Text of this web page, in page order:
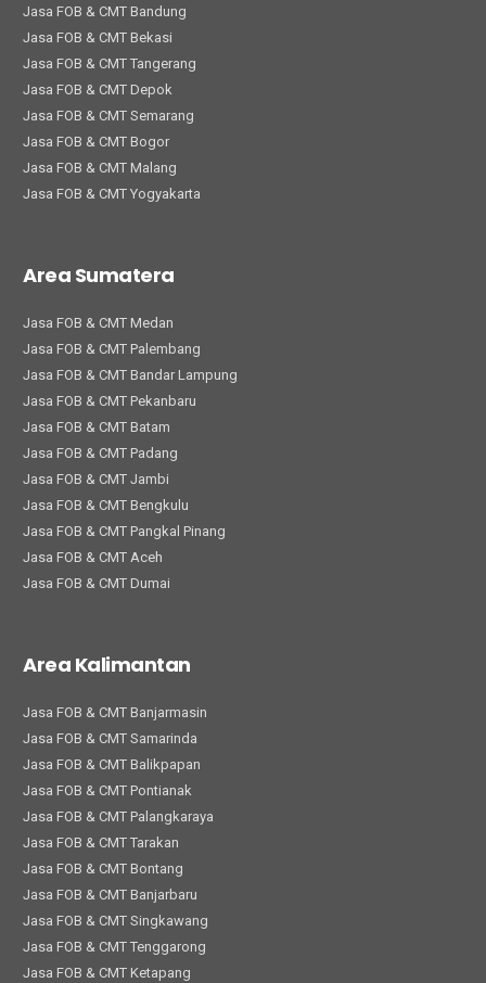
Jasa FOB & CMT Bandung
Jasa FOB & CMT Bekasi
Jasa FOB & CMT Tangerang
Jasa FOB & CMT Depok
Jasa FOB & CMT Semarang
Jasa FOB & CMT Bogor
Jasa FOB & CMT Malang
Jasa FOB & CMT Yogyakarta
Area Sumatera
Jasa FOB & CMT Medan
Jasa FOB & CMT Palembang
Jasa FOB & CMT Bandar Lampung
Jasa FOB & CMT Pekanbaru
Jasa FOB & CMT Batam
Jasa FOB & CMT Padang
Jasa FOB & CMT Jambi
Jasa FOB & CMT Bengkulu
Jasa FOB & CMT Pangkal Pinang
Jasa FOB & CMT Aceh
Jasa FOB & CMT Dumai
Area Kalimantan
Jasa FOB & CMT Banjarmasin
Jasa FOB & CMT Samarinda
Jasa FOB & CMT Balikpapan
Jasa FOB & CMT Pontianak
Jasa FOB & CMT Palangkaraya
Jasa FOB & CMT Tarakan
Jasa FOB & CMT Bontang
Jasa FOB & CMT Banjarbaru
Jasa FOB & CMT Singkawang
Jasa FOB & CMT Tenggarong
Jasa FOB & CMT Ketapang